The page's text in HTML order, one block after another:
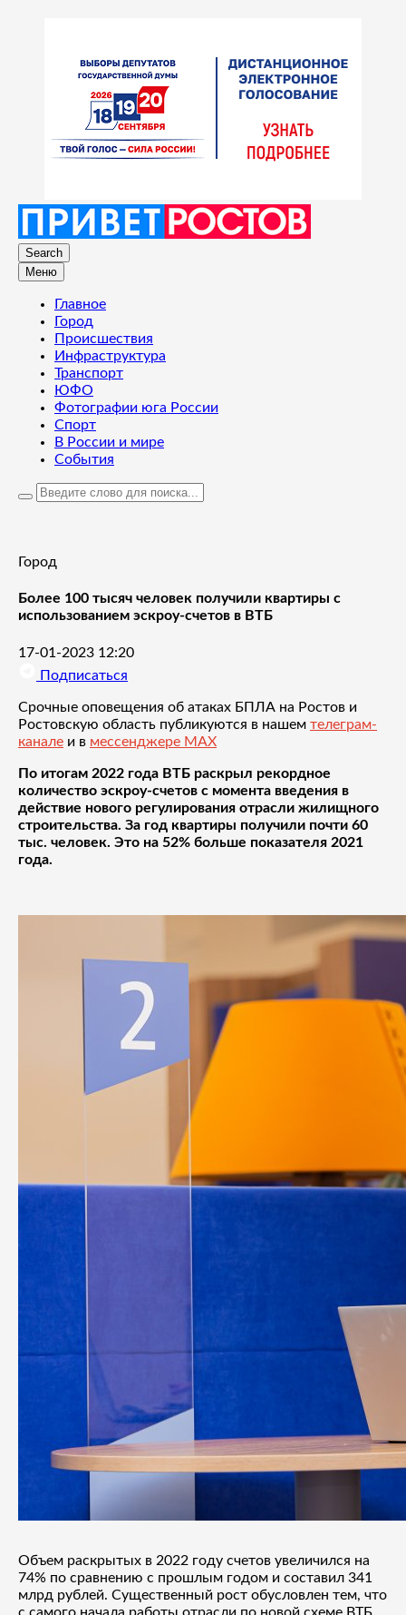
Search
Меню
Главное
Город
Происшествия
Инфраструктура
Транспорт
ЮФО
Фотографии юга России
Спорт
В России и мире
События
Город
Более 100 тысяч человек получили квартиры с
использованием эскроу-счетов в ВТБ
17-01-2023 12:20
Подписаться
Срочные оповещения об атаках БПЛА на Ростов и
Ростовскую область публикуются в нашем телеграм-
канале и в мессенджере MAX
По итогам 2022 года ВТБ раскрыл рекордное
количество эскроу-счетов с момента введения в
действие нового регулирования отрасли жилищного
строительства. За год квартиры получили почти 60
тыс. человек. Это на 52% больше показателя 2021
года.
Объем раскрытых в 2022 году счетов увеличился на
74% по сравнению с прошлым годом и составил 341
млрд рублей. Существенный рост обусловлен тем, что
с самого начала работы отрасли по новой схеме ВТБ